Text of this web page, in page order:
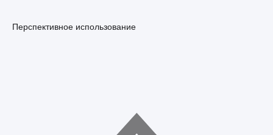
Перспективное использование